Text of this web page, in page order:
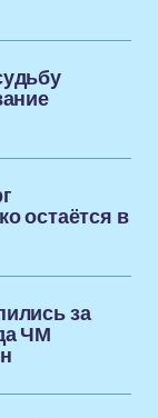
остаётся в
за
ЧМ